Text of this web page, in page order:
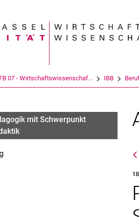
Suchbegriff
FB 07 - Wirtschaftswissenschaf... IBB
mit Schwerpunkt